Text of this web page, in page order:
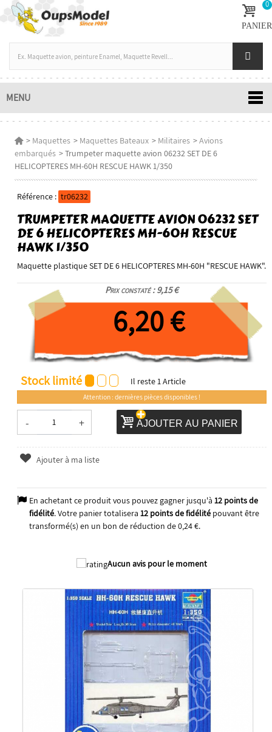
0
PANIER
MENU
> Maquettes > Maquettes Bateaux > Militaires >Avions
embarqués >Trumpeter maquette avion 06232 SET DE 6
HELICOPTERES MH-60H RESCUE HAWK 1/350
Référence : tr06232
TRUMPETER MAQUETTE AVION 06232 SET
DE 6 HELICOPTERES MH-60H RESCUE
HAWK 1/350
Maquette plastique SET DE 6 HELICOPTERES MH-60H "RESCUE HAWK".
Prix constaté : 9,15 €
6,20 €
Stock limité Il reste1Article
Attention : dernières pièces disponibles !
- + AJOUTER AU PANIER
Ajouter à ma liste
En achetant ce produit vous pouvez gagner jusqu'à 12points de
fidélité. Votre panier totalisera 12points de fidélitépouvant être
transformé(s) en un bon de réduction de0,24 €.
Aucun avis pour le moment